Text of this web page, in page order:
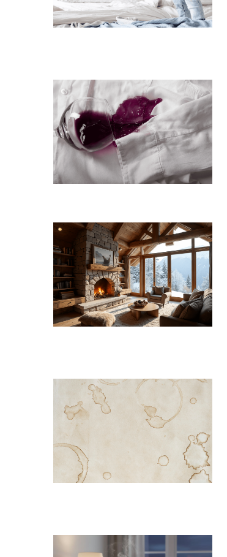
Cearceaf cu elastic
Cearceaf normal
Lenjerii De Pat Bumbac Poplin,
Matlasate, 2 Persoane
Lenjerii De Pat Bumbac Satinat 2
Lenjerii De Pat Volanase
Lenjerii De Pat, Finet Premium 3D,
2 Persoane
Lenjerii De Pat Catifea
Lenjerii De Pat Cocolino
Set Lenjerie De Pat Blana
Artificiala De Iepure, 6 Piese, 2
Set Lenjerie Pat Blanita Iepure, 6
Piese, Cu Pilota Inclusa
Lenjerii De Pat Premium Collection
11 Piese, Cuvertura Inclusa
Lenjerii Damasc Egiptean King Size
Lenjerii De Pat, Finet Premium, 1
Lenjerii De Pat Damasc 1 Persoana
Lenjerii De Pat, Imprimeu 3D, 1